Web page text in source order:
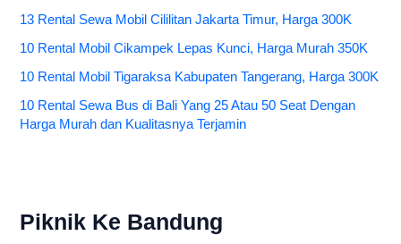
13 Rental Sewa Mobil Cililitan Jakarta Timur, Harga 300K
10 Rental Mobil Cikampek Lepas Kunci, Harga Murah 350K
10 Rental Mobil Tigaraksa Kabupaten Tangerang, Harga 300K
10 Rental Sewa Bus di Bali Yang 25 Atau 50 Seat Dengan
Harga Murah dan Kualitasnya Terjamin
Piknik Ke Bandung